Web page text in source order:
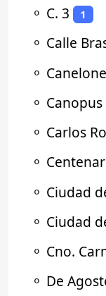
⚬ C. 3 1
⚬ Calle
⚬
⚬ Canopus
⚬ Carlos
⚬
⚬ Ciudad
⚬ Ciudad
⚬ Cno.
⚬ De